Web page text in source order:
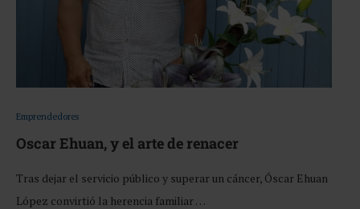
Emprendedores
Oscar Ehuan, y el arte de renacer
Tras dejar el servicio público y superar un cáncer, Óscar Ehuan
López convirtió la herencia familiar …